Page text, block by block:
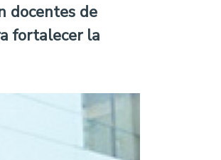
docentes de
fortalecer la